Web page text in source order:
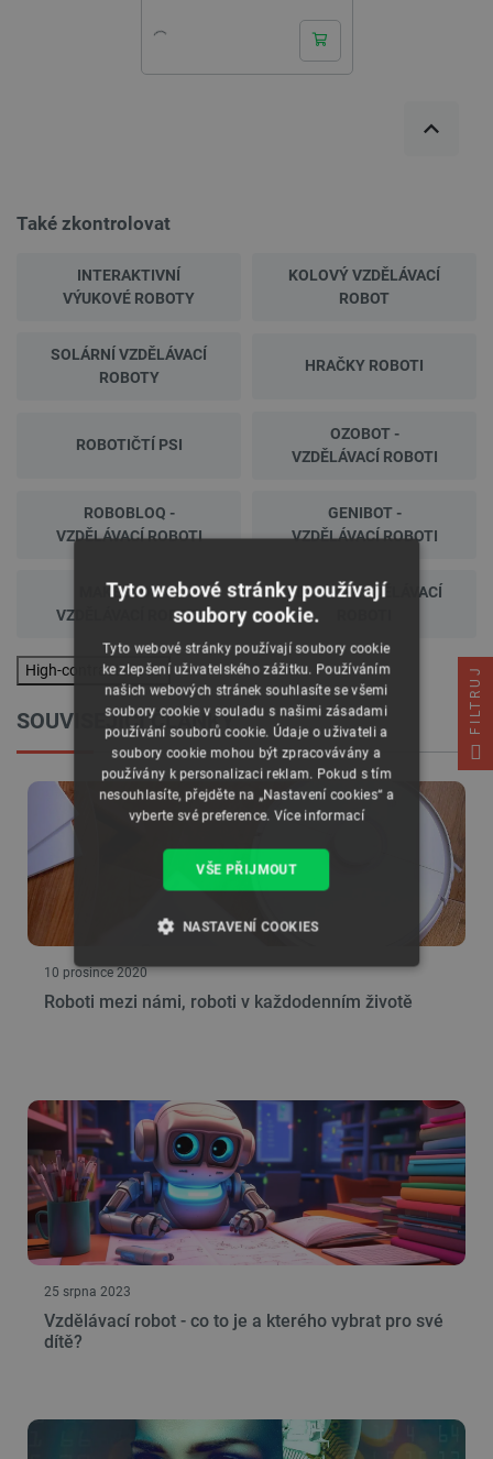
Také zkontrolovat
INTERAKTIVNÍ
VÝUKOVÉ ROBOTY
KOLOVÝ VZDĚLÁVACÍ
ROBOT
SOLÁRNÍ VZDĚLÁVACÍ
ROBOTY
HRAČKY ROBOTI
ROBOTIČTÍ PSI
OZOBOT -
VZDĚLÁVACÍ ROBOTI
ROBOBLOQ -
VZDĚLÁVACÍ ROBOTI
GENIBOT -
VZDĚLÁVACÍ ROBOTI
MAKEBLOCK -
VZDĚLÁVACÍ ROBOTI
EDISON - VZDĚLÁVACÍ
High-contrast mode
SOUVISEJÍCI ČLÁNKY
10 prosince 2020
Roboti mezi námi, roboti v každodenním životě
25 srpna 2023
Vzdělávací robot - co to je a kterého vybrat pro své
dítě?
FILTRUJ
Tyto webové stránky používají
soubory cookie.
Tyto webové stránky používají soubory cookie
ke zlepšení uživatelského zážitku. Používáním
našich webových stránek souhlasíte se všemi
soubory cookie v souladu s našimi zásadami
používání souborů cookie. Údaje o uživateli a
soubory cookie mohou být zpracovávány a
používány k personalizaci reklam. Pokud s tím
nesouhlasíte, přejděte na „Nastavení cookies“ a
vyberte své preference. Více informací
VŠE PŘIJMOUT
NASTAVENÍ COOKIES
NEZBYTNĚ NUTNÉ SOUBORY
FUNKČNÍ SOUBORY
Nezbytně nutné soubory Výkonové soubory
Soubory cílení Funkční soubory
funkce webových stránek, jako je přihlášení
Název
Doména
Vyprší